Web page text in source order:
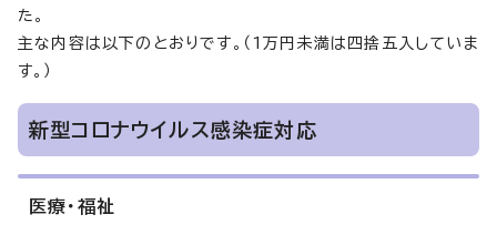
た。
主な内容は以下のとおりです。（1万円未満は四捨五入していま
す。）
新型コロナウイルス感染症対応
医療・福祉